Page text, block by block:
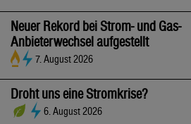
Neuer Rekord bei Strom- und Gas-
Anbieterwechsel aufgestellt
7. August 2026
Droht uns eine Stromkrise?
6. August 2026